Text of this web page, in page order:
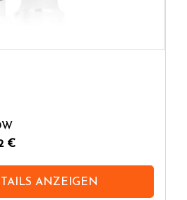
€
ANZEIGEN